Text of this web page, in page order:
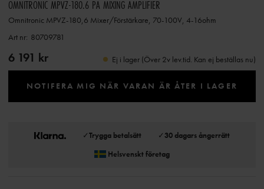
OMNITRONIC MPVZ-180.6 PA MIXING AMPLIFIER
Omnitronic MPVZ-180,6 Mixer/Förstärkare, 70-100V, 4-16ohm
Art nr: 80709781
6 191 kr Ej i lager (Över 2v lev.tid. Kan ej beställas nu)
NOTIFERA MIG NÄR VARAN ÄR ÅTER I LAGER
✓Trygga betalsätt ✓30 dagars ångerrätt
Helsvenskt företag